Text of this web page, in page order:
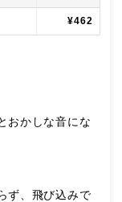
¥462
おかしな音にな
ず、飛び込みで